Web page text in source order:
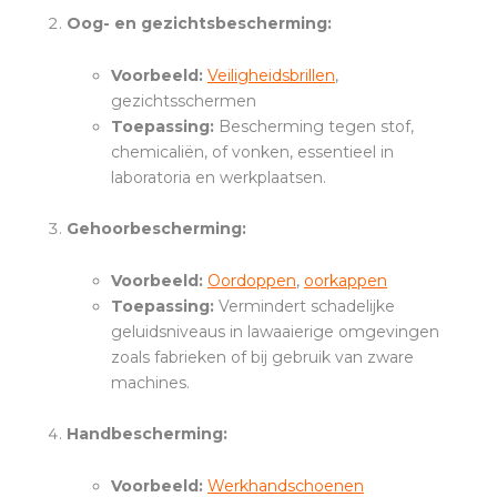
Oog- en gezichtsbescherming:
Voorbeeld: Veiligheidsbrillen,
gezichtsschermen
Toepassing: Bescherming tegen stof,
chemicaliën, of vonken, essentieel in
laboratoria en werkplaatsen.
Gehoorbescherming:
Voorbeeld: Oordoppen, oorkappen
Toepassing: Vermindert schadelijke
geluidsniveaus in lawaaierige omgevingen
zoals fabrieken of bij gebruik van zware
machines.
Handbescherming:
Voorbeeld: Werkhandschoenen